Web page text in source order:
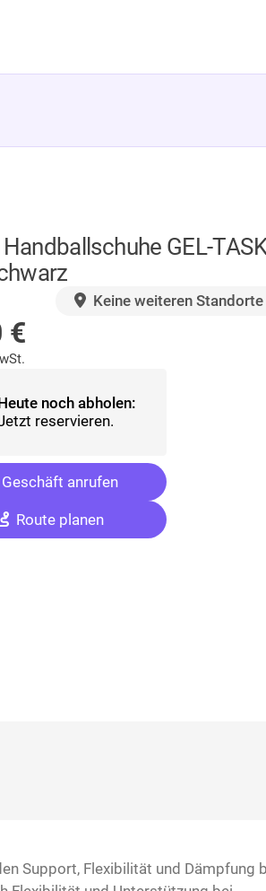
GEL-
Keine weiteren Standorte
€
noch abholen:
reservieren.
Geschäft anrufen
Route planen
Support, Flexibilität und Dämpfung